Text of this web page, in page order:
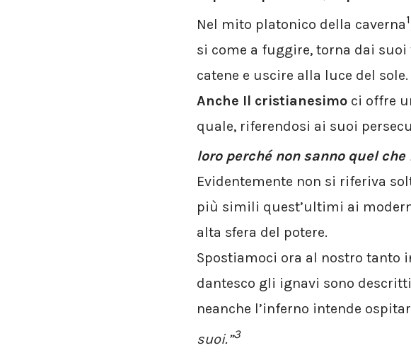
Nel mito platonico della caverna1
si come a fuggire, torna dai
catene e uscire alla luce del sole.
Anche Il cristianesimoci offre
quale, riferendosi ai suoi
loro perché non sanno quel che
Evidentemente non si riferiva
più simili quest’ultimi ai
alta sfera del potere.
Spostiamoci ora al nostro tanto
dantesco gli ignavi sono
neanche l’inferno intende
suoi.”3